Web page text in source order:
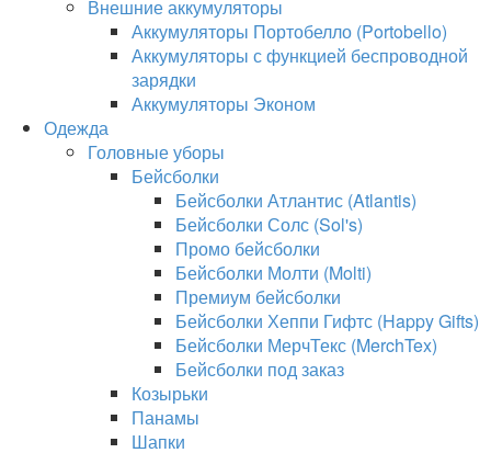
Внешние аккумуляторы
Аккумуляторы Портобелло (Portobello)
Аккумуляторы с функцией беспроводной
зарядки
Аккумуляторы Эконом
Одежда
Головные уборы
Бейсболки
Бейсболки Атлантис (Atlantis)
Бейсболки Солс (Sol's)
Промо бейсболки
Бейсболки Молти (Molti)
Премиум бейсболки
Бейсболки Хеппи Гифтс (Happy Gifts)
Бейсболки МерчТекс (MerchTex)
Бейсболки под заказ
Козырьки
Панамы
Шапки